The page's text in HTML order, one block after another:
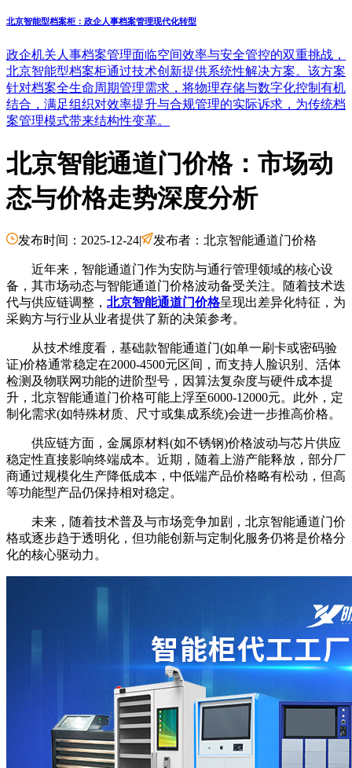
北京智能型档案柜：政企人事档案管理现代化转型
政企机关人事档案管理面临空间效率与安全管控的双重挑战，
北京智能型档案柜通过技术创新提供系统性解决方案。该方案
针对档案全生命周期管理需求，将物理存储与数字化控制有机
结合，满足组织对效率提升与合规管理的实际诉求，为传统档
案管理模式带来结构性变革。
北京智能通道门价格：市场动
态与价格走势深度分析
发布时间：2025-12-24| 发布者：北京智能通道门价格
近年来，智能通道门作为安防与通行管理领域的核心设
备，其市场动态与智能通道门价格波动备受关注。随着技术迭
代与供应链调整， 北京智能通道门价格呈现出差异化特征，为
采购方与行业从业者提供了新的决策参考。
从技术维度看，基础款智能通道门(如单一刷卡或密码验
证)价格通常稳定在2000-4500元区间，而支持人脸识别、活体
检测及物联网功能的进阶型号，因算法复杂度与硬件成本提
升，北京智能通道门价格可能上浮至6000-12000元。此外，定
制化需求(如特殊材质、尺寸或集成系统)会进一步推高价格。
供应链方面，金属原材料(如不锈钢)价格波动与芯片供应
稳定性直接影响终端成本。近期，随着上游产能释放，部分厂
商通过规模化生产降低成本，中低端产品价格略有松动，但高
等功能型产品仍保持相对稳定。
未来，随着技术普及与市场竞争加剧，北京智能通道门价
格或逐步趋于透明化，但功能创新与定制化服务仍将是价格分
化的核心驱动力。